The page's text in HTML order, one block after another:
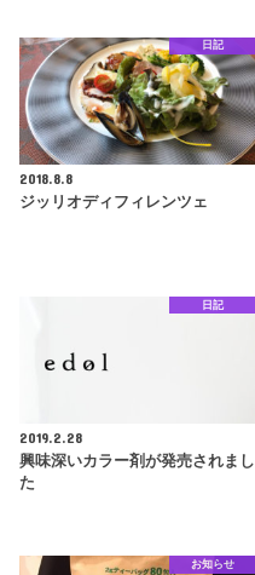
日記
2018.8.8
ジッリオディフィレンツェ
日記
2019.2.28
興味深いカラー剤が発売されまし
た
お知らせ